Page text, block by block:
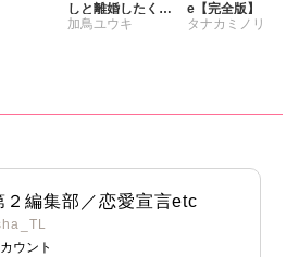
しと離婚したくな
い 旦那様は夫婦
加鳥ユウキ
e【完全版】
タナカミノリ
２編集部／恋愛宣言etc
ウント